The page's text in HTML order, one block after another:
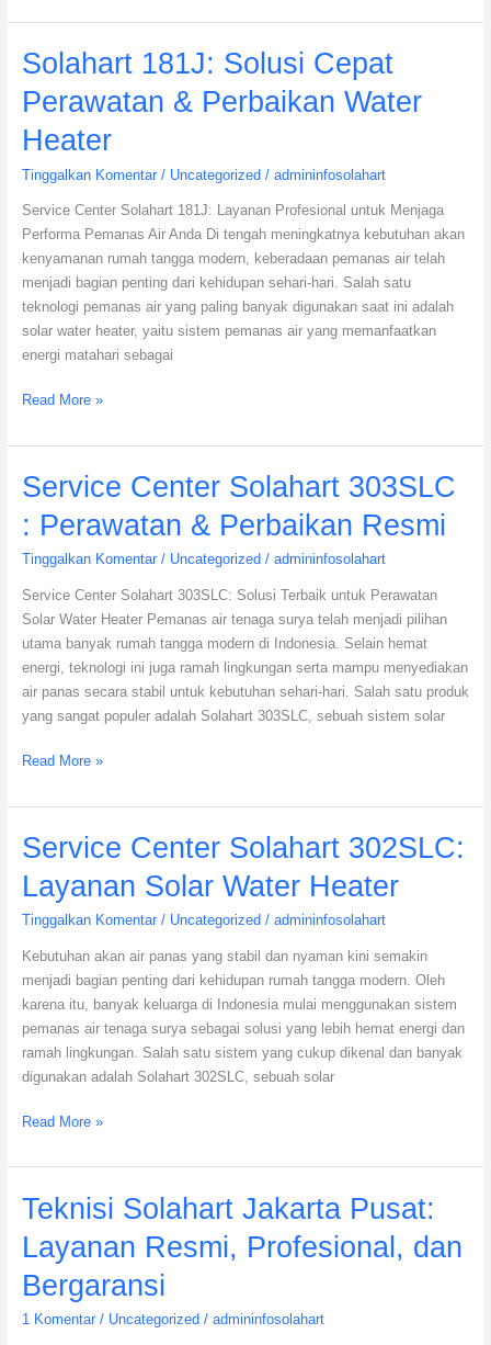
Solahart 181J: Solusi Cepat
Perawatan & Perbaikan Water
Heater
Tinggalkan Komentar / Uncategorized/ admininfosolahart
Service Center Solahart 181J: Layanan Profesional untuk Menjaga
Performa Pemanas Air Anda Di tengah meningkatnya kebutuhan akan
kenyamanan rumah tangga modern, keberadaan pemanas air telah
menjadi bagian penting dari kehidupan sehari-hari. Salah satu
teknologi pemanas air yang paling banyak digunakan saat ini adalah
solar water heater, yaitu sistem pemanas air yang memanfaatkan
energi matahari sebagai
Solahart
181J:
Solusi
Cepat
Perawatan
&
Read More »
Service Center Solahart 303SLC
: Perawatan & Perbaikan Resmi
Tinggalkan Komentar / Uncategorized / admininfosolahart
Service Center Solahart 303SLC: Solusi Terbaik untuk Perawatan
Solar Water Heater Pemanas air tenaga surya telah menjadi pilihan
utama banyak rumah tangga modern di Indonesia. Selain hemat
energi, teknologi ini juga ramah lingkungan serta mampu menyediakan
air panas secara stabil untuk kebutuhan sehari-hari. Salah satu produk
yang sangat populer adalah Solahart 303SLC, sebuah sistem solar
Service
Center
Solahart
303SLC
Perawatan
&
Perbaikan
Resmi
Read More »
Service Center Solahart 302SLC:
Layanan Solar Water Heater
Tinggalkan Komentar / Uncategorized / admininfosolahart
Kebutuhan akan air panas yang stabil dan nyaman kini semakin
menjadi bagian penting dari kehidupan rumah tangga modern. Oleh
karena itu, banyak keluarga di Indonesia mulai menggunakan sistem
pemanas air tenaga surya sebagai solusi yang lebih hemat energi dan
ramah lingkungan. Salah satu sistem yang cukup dikenal dan banyak
digunakan adalah Solahart 302SLC, sebuah solar
Service
Center
Solahart
302SLC:
Solar
Water
Heater
Read More »
Teknisi Solahart Jakarta Pusat:
Layanan Resmi, Profesional, dan
Bergaransi
1 Komentar / Uncategorized / admininfosolahart
Teknisi
Solahart
Jakarta
Pusat:
Layanan
Resmi,